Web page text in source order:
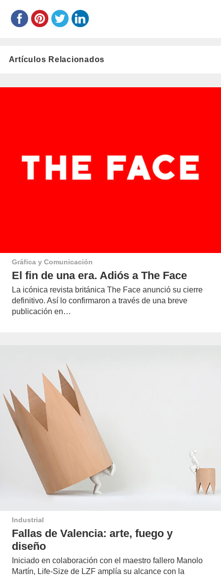
Artículos Relacionados
Gráfica y Comunicación
El fin de una era. Adiós a The Face
La icónica revista británica The Face anunció su cierre
definitivo. Así lo confirmaron a través de una breve
publicación en…
Industrial
Fallas de Valencia: arte, fuego y
diseño
Iniciado en colaboración con el maestro fallero Manolo
Martín, Life-Size de LZF amplía su alcance con la